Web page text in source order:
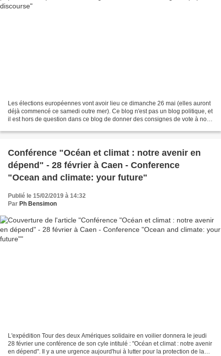
Les élections européennes vont avoir lieu ce dimanche 26 mai (elles auront
déjà commencé ce samedi outre mer). Ce blog n'est pas un blog politique, et
il est hors de question dans ce blog de donner des consignes de vote à nos
Conférence "Océan et climat : notre avenir en
dépend" - 28 février à Caen - Conference
"Ocean and climate: your future"
Publié le 15/02/2019 à 14:32
Par Ph Bensimon
L'expédition Tour des deux Amériques solidaire en voilier donnera le jeudi
28 février une conférence de son cyle intitulé : "Océan et climat : notre avenir
en dépend". Il y a une urgence aujourd'hui à lutter pour la protection de la